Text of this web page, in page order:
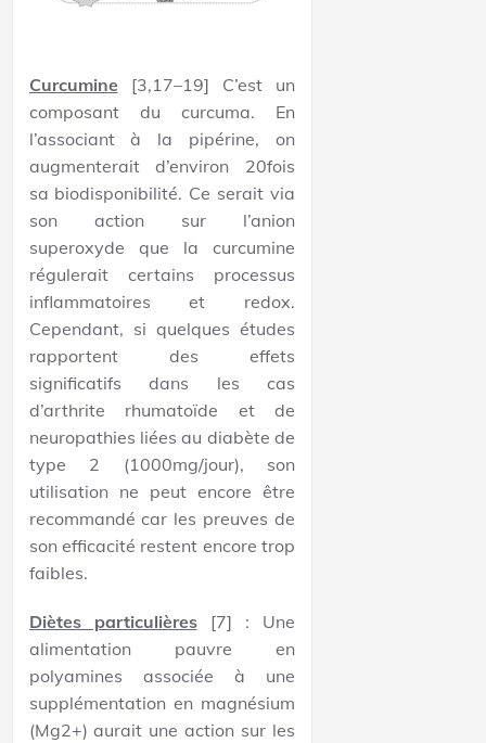
Curcumine [3,17–19] C’est un
composant du curcuma. En
l’associant à la pipérine, on
augmenterait d’environ 20fois
sa biodisponibilité. Ce serait via
son action sur l’anion
superoxyde que la curcumine
régulerait certains processus
inflammatoires et redox.
Cependant, si quelques études
rapportent des effets
significatifs dans les cas
d’arthrite rhumatoïde et de
neuropathies liées au diabète de
type 2 (1000mg/jour), son
utilisation ne peut encore être
recommandé car les preuves de
son efficacité restent encore trop
faibles.
Diètes particulières[7] : Une
alimentation pauvre en
polyamines associée à une
supplémentation en magnésium
(Mg2+) aurait une action sur les